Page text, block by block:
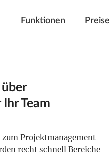
Funktionen Preise
Team
zum Projektmanagement
recht schnell Bereiche